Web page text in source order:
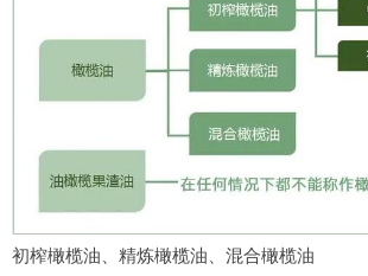
初榨橄榄油、精炼橄榄油、混合橄榄油